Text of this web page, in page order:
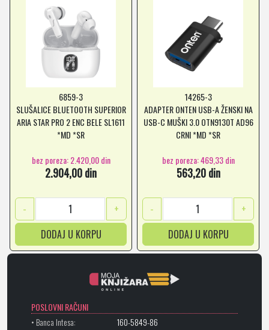
6859-3
SLUŠALICE BLUETOOTH SUPERIOR
ARIA STAR PRO 2 ENC BELE SL1611
*MD *SR
bez poreza: 2.420,00 din
2.904,00 din
-
+
DODAJ U KORPU
14265-3
ADAPTER ONTEN USB-A ŽENSKI NA
USB-C MUŠKI 3.0 OTN9130T AD96
CRNI *MD *SR
bez poreza: 469,33 din
563,20 din
-
+
DODAJ U KORPU
POSLOVNI RAČUNI
• Banca Intesa:
160-5849-86